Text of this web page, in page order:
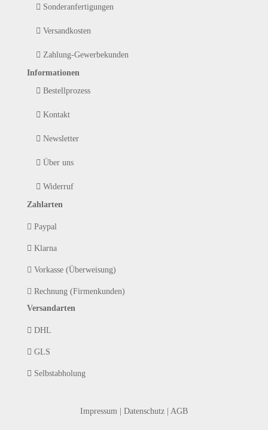
Sonderanfertigungen
Versandkosten
Zahlung-Gewerbekunden
Informationen
Bestellprozess
Kontakt
Newsletter
Über uns
Widerruf
Zahlarten
Paypal
Klarna
Vorkasse (Überweisung)
Rechnung (Firmenkunden)
Versandarten
DHL
GLS
Selbstabholung
Impressum | Datenschutz | AGB